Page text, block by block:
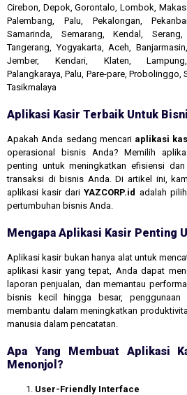
Cirebon, Depok, Gorontalo, Lombok,
Palembang, Palu, Pekalongan,
Samarinda, Semarang, Kendal,
Tangerang, Yogyakarta, Aceh,
Jember, Kendari, Klaten,
Palangkaraya, Palu, Pare-pare, Probolinggo,
Tasikmalaya
Aplikasi Kasir Terbaik Untuk
Apakah Anda sedang mencari aplikasi
operasional bisnis Anda? Memilih
penting untuk meningkatkan efisiensi
transaksi di bisnis Anda. Di artikel ini,
aplikasi kasir dariYAZCORP.id adalah
pertumbuhan bisnis Anda.
Mengapa Aplikasi Kasir Penting
Aplikasi kasir bukan hanya alat untuk
aplikasi kasir yang tepat, Anda dapat
laporan penjualan, dan memantau
bisnis kecil hingga besar,
membantu dalam meningkatkan
manusia dalam pencatatan.
Apa Yang Membuat Aplikasi
Menonjol?
User-Friendly Interface